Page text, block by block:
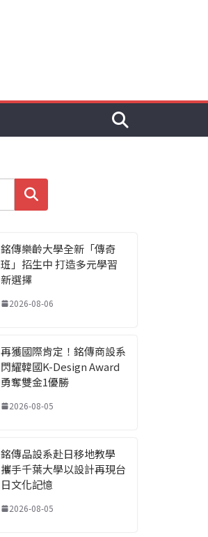
搜尋
銘傳樂齡大學全新「傳奇
班」招生中 打造多元學習
新選擇
2026-08-06
再獲國際肯定！銘傳商設系
閃耀韓國K-Design Award
勇奪雙金1優勝
2026-08-05
銘傳品設系赴日移地教學
攜手千葉大學以設計再現台
日文化記憶
2026-08-05